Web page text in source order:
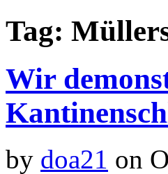
Tag:
Wir
by doa21 on